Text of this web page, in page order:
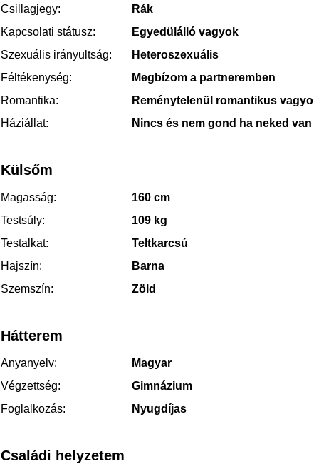
Csillagjegy:
Rák
Kapcsolati státusz:
Egyedülálló vagyok
Szexuális irányultság:
Heteroszexuális
Féltékenység:
Megbízom a partneremben
Romantika:
Reménytelenül romantikus
Háziállat:
Nincs és nem gond ha neked van
Külsőm
Magasság:
160 cm
Testsúly:
109 kg
Testalkat:
Teltkarcsú
Hajszín:
Barna
Szemszín:
Zöld
Hátterem
Anyanyelv:
Magyar
Végzettség:
Gimnázium
Foglalkozás:
Nyugdíjas
Családi helyzetem